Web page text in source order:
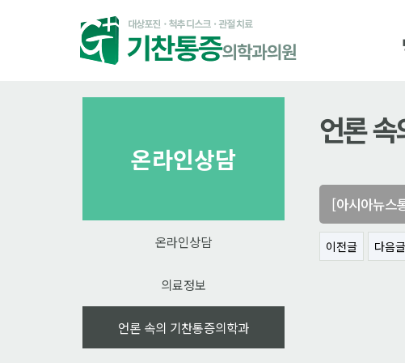
온라인상담
온라인상담
의료정보
언론 속의 기찬통증의학과
언론
[아시아뉴스
이전글 다음글